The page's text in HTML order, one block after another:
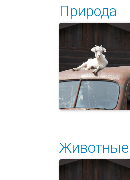
Голубая цапля
Природа
Животные